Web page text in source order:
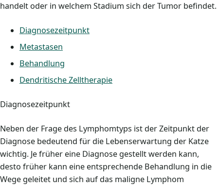
handelt oder in welchem Stadium sich der Tumor befindet.
Diagnosezeitpunkt
Metastasen
Behandlung
Dendritische Zelltherapie
Diagnosezeitpunkt
Neben der Frage des Lymphomtyps ist der Zeitpunkt der
Diagnose bedeutend für die Lebenserwartung der Katze
wichtig. Je früher eine Diagnose gestellt werden kann,
desto früher kann eine entsprechende Behandlung in die
Wege geleitet und sich auf das maligne Lymphom